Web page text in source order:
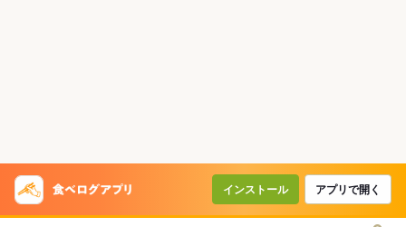
インストール アプリで開く